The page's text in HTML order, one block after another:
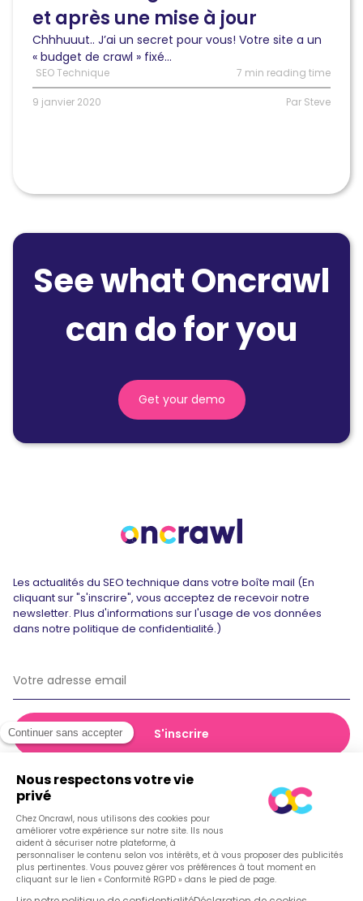
après
mise
et après une mise à jour
Chhhuuut.. J’ai un secret pour vous! Votre site a un
« budget de crawl » fixé...
SEO Technique 7 min reading time
9 janvier 2020 Par Steve
See what Oncrawl
can do for you
Get your demo
Les actualités du SEO technique dans votre boîte mail (En
cliquant sur "s'inscrire", vous acceptez de recevoir notre
newsletter. Plus d'informations sur l'usage de vos données
dans notre politique de confidentialité.)
Politique de confidentialité
Conditions générales de vente
Cookies
Français